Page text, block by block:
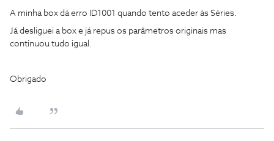
A minha box dá erro ID1001 quando tento aceder às Séries.
Já desliguei a box e já repus os parâmetros originais mas
continuou tudo igual.
Obrigado